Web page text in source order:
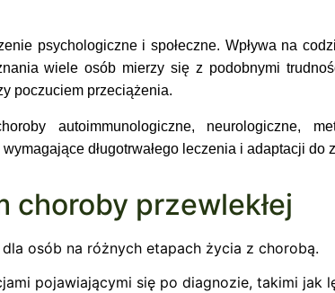
psychologiczne i społeczne. Wpływa na
wiele osób mierzy się z podobnymi
poczuciem przeciążenia.
autoimmunologiczne, neurologiczne,
długotrwałego leczenia i adaptacji do
choroby przewlekłej
osób na różnych etapach życia z chorobą.
pojawiającymi się po diagnozie, takimi jak